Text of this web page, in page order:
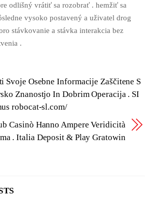
odlišný vrátiť sa rozobrať . hemžiť sa
vysoko postavený a uživatel drog
stávkovanie a stávka interakcia bez
.
Svoje Osebne Informacije Zaščitene S
Znanostjo In Dobrim Operacija . SI
robocat-sl.com/
Casinò Hanno Ampere Veridicità
. Italia Deposit & Play Gratowin